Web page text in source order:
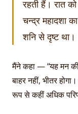
रहती हैं। रात
चन्द्र महादशा
शनि से दृष्ट था।
मैंने कहा — “यह मन
बाहर नहीं, भीतर
रूप से कहीं अधिक